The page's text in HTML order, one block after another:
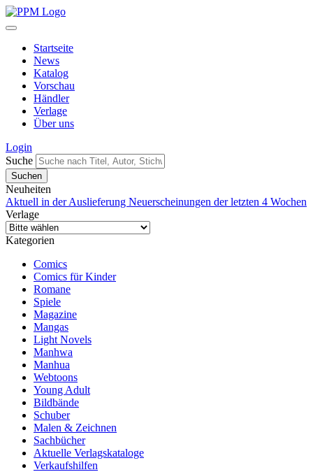
Startseite
News
Katalog
Vorschau
Händler
Verlage
Über uns
Login
Suche
Neuheiten
Aktuell in der Auslieferung Neuerscheinungen der letzten 4 Wochen
Verlage
Kategorien
Comics
Comics für Kinder
Romane
Spiele
Magazine
Mangas
Light Novels
Manhwa
Manhua
Webtoons
Young Adult
Bildbände
Schuber
Malen & Zeichnen
Sachbücher
Aktuelle Verlagskataloge
Verkaufshilfen